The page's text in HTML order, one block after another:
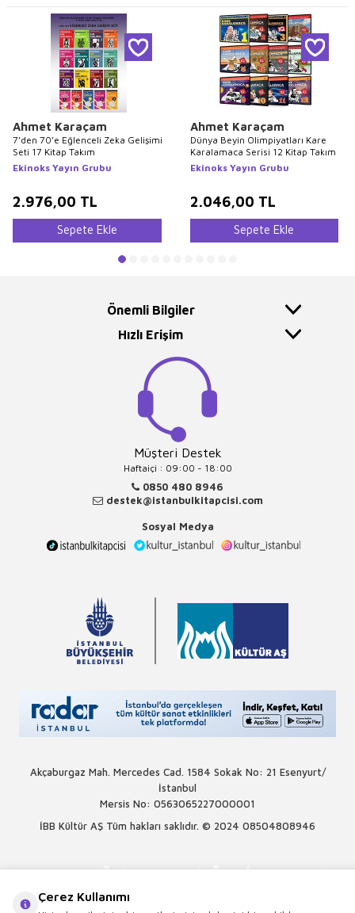
Ahmet Karaçam
7’den 70’e Eğlenceli Zeka Gelişimi
Seti 17 Kitap Takım
Ekinoks Yayın Grubu
2.976,00 TL
Sepete Ekle
Ahmet Karaçam
Dünya Beyin Olimpiyatları Kare
Karalamaca Serisi 12 Kitap Takım
Ekinoks Yayın Grubu
2.046,00 TL
Sepete Ekle
Önemli Bilgiler
Hızlı Erişim
Müşteri Destek
Haftaiçi : 09:00 - 18:00
0850 480 8946
destek@istanbulkitapcisi.com
Sosyal Medya
Akçaburgaz Mah. Mercedes Cad. 1584 Sokak No: 21 Esenyurt/
İstanbul
Mersis No: 0563065227000001
İBB Kültür AŞ Tüm hakları saklıdır. © 2024 08504808946
Çerez Kullanımı